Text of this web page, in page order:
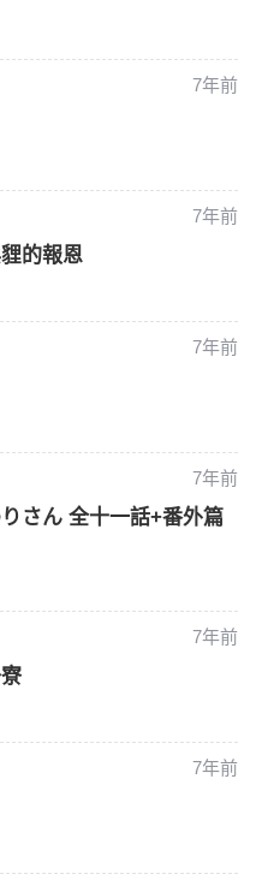
7年前
7年前
的報恩
7年前
7年前
さん 全十一話+番外篇
7年前
7年前